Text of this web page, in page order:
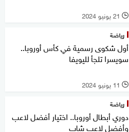
l 21 يونيو 2024
رياضة
أول شكوى رسمية في كأس أوروبا..
سويسرا تلجأ لليويفا
l 11 يونيو 2024
رياضة
دوري أبطال أوروبا.. اختيار أفضل لاعب
وأفضل لاعب شاب